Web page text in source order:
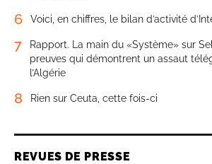
6 Voici, en chiffres, le bilan d’activité
7
Rapport. La main du «Système» sur
preuves qui démontrent un assaut
l’Algérie
8 Rien sur Ceuta, cette fois-ci
REVUES DE PRESSE